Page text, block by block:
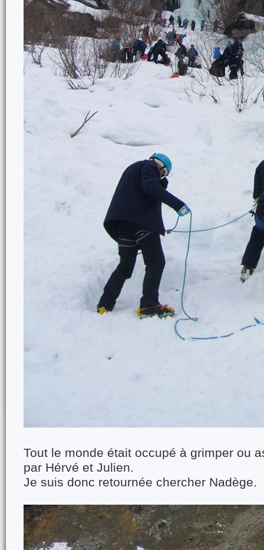
Tout le monde était occupé à grimper ou
par Hérvé et Julien.
Je suis donc retournée chercher Nadège.